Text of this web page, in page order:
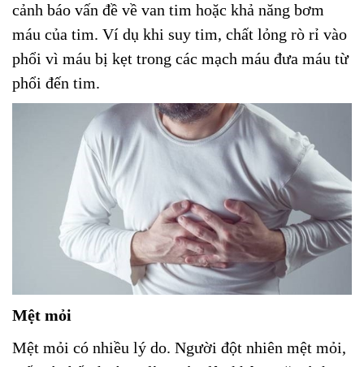
cảnh báo vấn đề về van tim hoặc khả năng bơm
máu của tim. Ví dụ khi suy tim, chất lỏng rò rỉ vào
phổi vì máu bị kẹt trong các mạch máu đưa máu từ
phổi đến tim.
Mệt mỏi
Mệt mỏi có nhiều lý do. Người đột nhiên mệt mỏi,